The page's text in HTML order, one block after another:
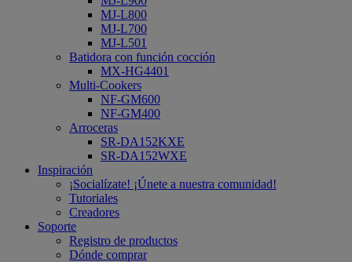
MJ-L800
MJ-L700
MJ-L501
Batidora con función cocción
MX-HG4401
Multi-Cookers
NF-GM600
NF-GM400
Arroceras
SR-DA152KXE
SR-DA152WXE
Inspiración
¡Socialízate! ¡Únete a nuestra comunidad!
Tutoriales
Creadores
Soporte
Registro de productos
Dónde comprar